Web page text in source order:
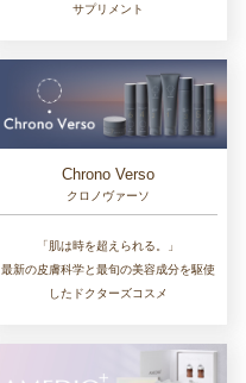
サプリメント
Chrono Verso
クロノヴァーソ
「肌は時を超えられる。」
最新の皮膚科学と最旬の美容成分を駆使
したドクターズコスメ